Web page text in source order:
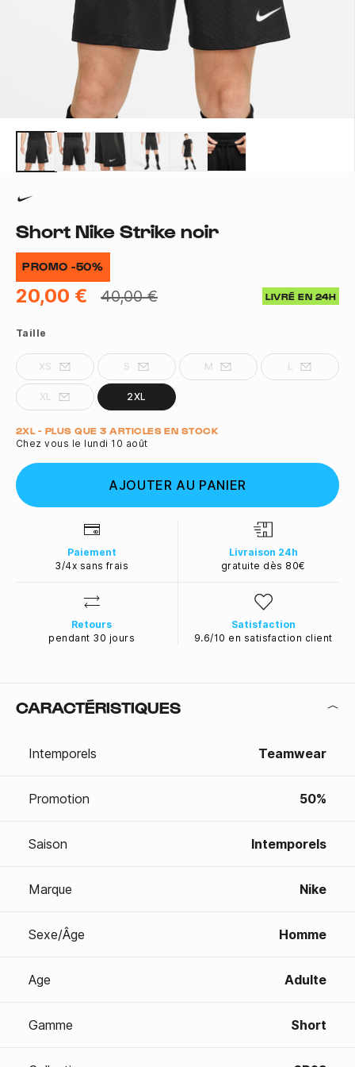
Short Nike Strike noir
PROMO -50%
20,00 € 40,00 € LIVRÉ EN 24H
Taille
XS S M L
XL 2XL
Quantité
2XL - PLUS QUE 3 ARTICLES EN STOCK
Chez vous le lundi 10 août
AJOUTER AU PANIER
Paiement
3/4x sans frais
Livraison 24h
gratuite dès 80€
Retours
pendant 30 jours
Satisfaction
9.6/10 en satisfaction client
CARACTÉRISTIQUES
Intemporels Teamwear
Promotion 50%
Saison Intemporels
Marque Nike
Sexe/Âge Homme
Age Adulte
Gamme Short